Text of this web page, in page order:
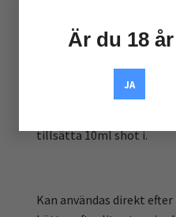
Är du 18
JA
Detta är en shortfill,
tillsätta 10ml shot i.
Kan användas direkt